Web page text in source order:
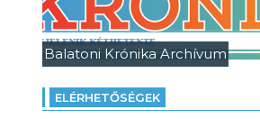
Balatoni Krónika Archívum
ELÉRHETŐSÉGEK